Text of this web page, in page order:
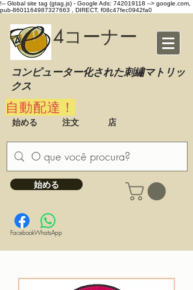
!-- Global site tag (gtag.js) - Google Ads: 742019118 --> google.com,
pub-8601164987327663 , DIRECT, f08c47fec0942fa0
4コーナー
コンピューター化された刺繡マトリッ
クス
自動配達！
始める 注文 店
始める
FacebookWhatsApp